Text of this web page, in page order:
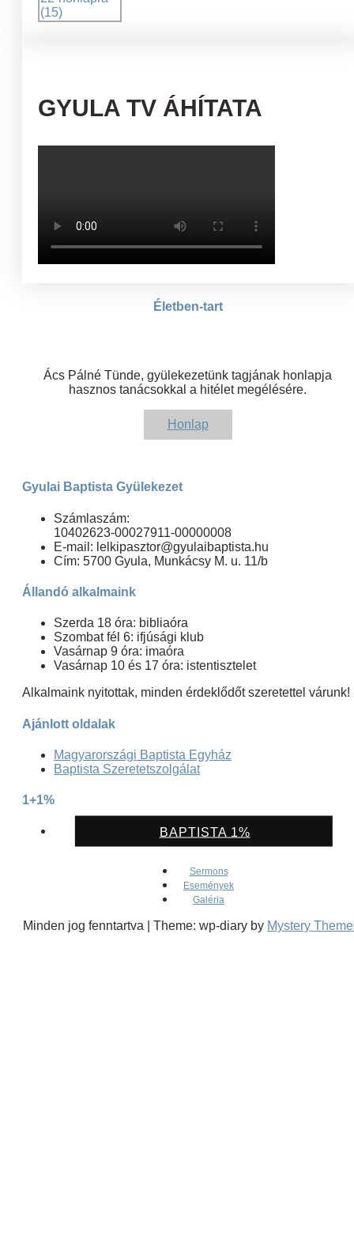
GYULA TV ÁHÍTATA
Életben-tart
Ács Pálné Tünde, gyülekezetünk tagjának honlapja
hasznos tanácsokkal a hitélet megélésére.
Honlap
Gyulai Baptista Gyülekezet
Számlaszám:
10402623-00027911-00000008
E-mail: lelkipasztor@gyulaibaptista.hu
Cím: 5700 Gyula, Munkácsy M. u. 11/b
Állandó alkalmaink
Szerda 18 óra: bibliaóra
Szombat fél 6: ifjúsági klub
Vasárnap 9 óra: imaóra
Vasárnap 10 és 17 óra: istentisztelet
Alkalmaink nyitottak, minden érdeklődőt szeretettel várunk!
Ajánlott oldalak
Magyarországi Baptista Egyház
Baptista Szeretetszolgálat
1+1%
BAPTISTA 1%
Sermons
Események
Galéria
Minden jog fenntartva Theme: wp-diary by Mystery